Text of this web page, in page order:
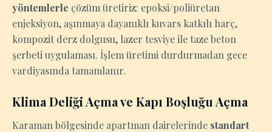
yöntemlerle çözüm üretiriz: epoksi/poliüretan
enjeksiyon, aşınmaya dayanıklı kuvars katkılı harç,
kompozit derz dolgusu, lazer tesviye ile taze beton
şerbeti uygulaması. İşlem üretimi durdurmadan gece
vardiyasında tamamlanır.
Klima Deliği Açma ve Kapı Boşluğu Açma
Karaman bölgesinde apartman dairelerinde standart